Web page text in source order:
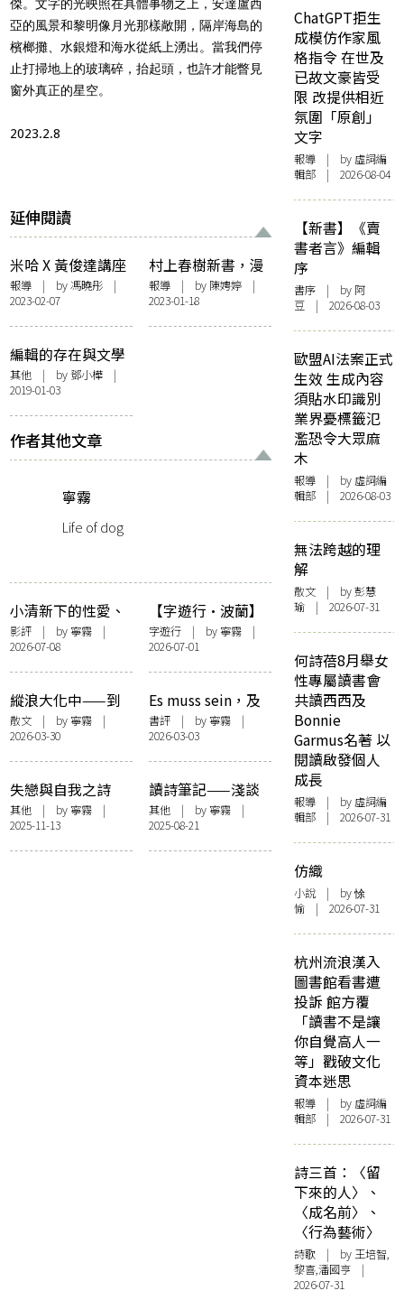
傑。文字的光映照在具體事物之上，安達盧西
亞的風景和黎明像月光那樣敞開，隔岸海島的
檳榔攤、水銀燈和海水從紙上湧出。當我們停
止打掃地上的玻璃碎，抬起頭，也許才能瞥見
窗外真正的星空。
2023.2.8
延伸閱讀
米哈 X 黃俊達講座
紀錄：以「文學/身
體」修辭、闡述、
感受生活
報導 | by馮曉彤 |
2023-02-07
村上春樹新書，漫
談音樂和文學兩個
月亮——《村上私
藏——懷舊美好的
報導| by 陳娉婷|
2023-01-18
編輯的存在與文學
的自由
其他 | by鄧小樺 |
2019-01-03
作者其他文章
寧霧
Life of dog
小清新下的性愛、
醜陋與血腥——今
村昌平《鰻魚》中
的父權
影評 | by 寧霧 |
2026-07-08
【字遊行·波蘭】
暗面
字遊行| by 寧霧|
2026-07-01
縱浪大化中——到
黃竹街去
散文 | by 寧霧 |
2026-03-30
Es muss sein，及
溫柔的反叛——讀
蕭樂恩小說集《躡
手躡腳》
書評| by 寧霧|
2026-03-03
失戀與自我之詩
——淺談羅伯特. 哈
斯〈微弱的音樂〉
其他 | by 寧霧 |
2025-11-13
讀詩筆記——淺談
羅伯特. 哈斯〈在拉
貢尼塔斯沉思〉
其他| by 寧霧|
2025-08-21
ChatGPT拒生
成模仿作家風
格指令 在世及
已故文豪皆受
限 改提供相近
氛圍「原創」
文字
報導 | by 虛詞編
輯部 | 2026-08-04
【新書】《賣
書者言》編輯
序
書序 | by 阿
豆 | 2026-08-03
歐盟AI法案正式
生效 生成內容
須貼水印識別
業界憂標籤氾
濫恐令大眾麻
木
報導 | by 虛詞編
輯部 | 2026-08-03
無法跨越的理
解
散文 | by 彭慧
瑜 | 2026-07-31
何詩蓓8月舉女
性專屬讀書會
共讀西西及
Bonnie
Garmus名著 以
閱讀啟發個人
成長
報導 | by 虛詞編
輯部 | 2026-07-31
仿織
小說 | by 悇
愉 | 2026-07-31
杭州流浪漢入
圖書館看書遭
投訴 館方覆
「讀書不是讓
你自覺高人一
等」戳破文化
資本迷思
報導 | by 虛詞編
輯部 | 2026-07-31
詩三首：〈留
下來的人〉、
〈成名前〉、
〈行為藝術〉
詩歌 | by 王培智,
黎喜,潘國亨 |
2026-07-31